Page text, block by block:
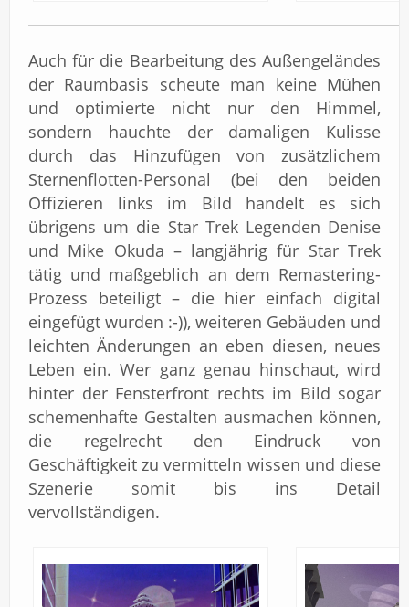
Auch für die Bearbeitung des Außengeländes
der Raumbasis scheute man keine Mühen
und optimierte nicht nur den Himmel,
sondern hauchte der damaligen Kulisse
durch das Hinzufügen von zusätzlichem
Sternenflotten-Personal (bei den beiden
Offizieren links im Bild handelt es sich
übrigens um die Star Trek Legenden Denise
und Mike Okuda – langjährig für Star Trek
tätig und maßgeblich an dem Remastering-
Prozess beteiligt – die hier einfach digital
eingefügt wurden :-)), weiteren Gebäuden und
leichten Änderungen an eben diesen, neues
Leben ein. Wer ganz genau hinschaut, wird
hinter der Fensterfront rechts im Bild sogar
schemenhafte Gestalten ausmachen können,
die regelrecht den Eindruck von
Geschäftigkeit zu vermitteln wissen und diese
Szenerie somit bis ins Detail
vervollständigen.